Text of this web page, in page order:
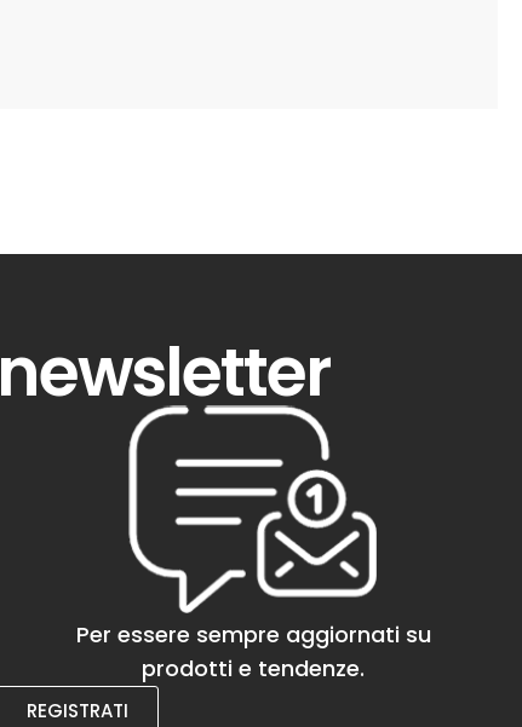
newsletter
Per essere sempre aggiornati su
prodotti e tendenze.
REGISTRATI